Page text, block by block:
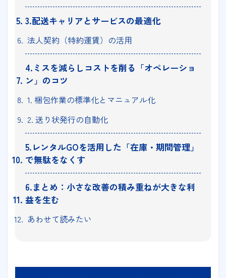
3.配送キャリアとサービスの最適化
法人契約（特約運賃）の活用
4.ミスを減らしコストを削る「オペレーショ
ン」のコツ
1. 梱包作業の標準化とマニュアル化
2. 送り状発行の自動化
5.レンタルGOを活用した「在庫・期間管理」
で無駄をなくす
6.まとめ：小さな改善の積み重ねが大きな利
益を生む
あわせて読みたい